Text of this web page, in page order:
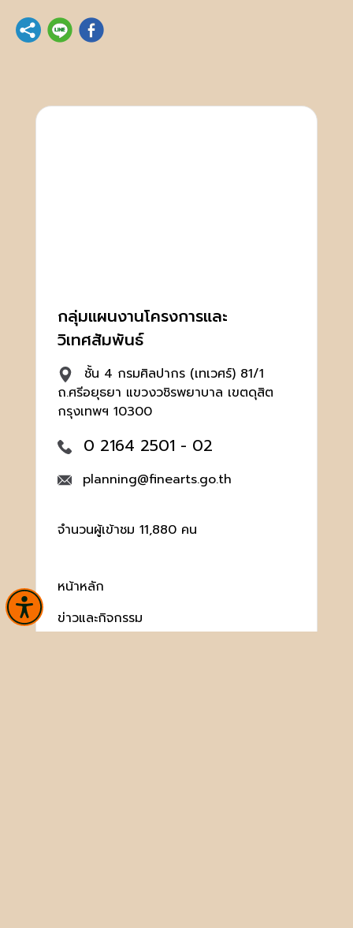
กลุ่มแผนงานโครงการและ
วิเทศสัมพันธ์
ชั้น 4 กรมศิลปากร (เทเวศร์) 81/1
ถ.ศรีอยุธยา แขวงวชิรพยาบาล เขตดุสิต
กรุงเทพฯ 10300
0 2164 2501 - 02
planning@finearts.go.th
จำนวนผู้เข้าชม 11,880 คน
หน้าหลัก
ข่าวและกิจกรรม